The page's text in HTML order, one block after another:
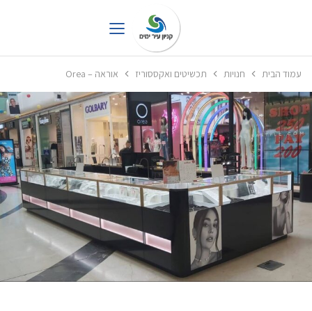
עמוד הבית חנויות תכשיטים ואקססוריז אוראה – Orea